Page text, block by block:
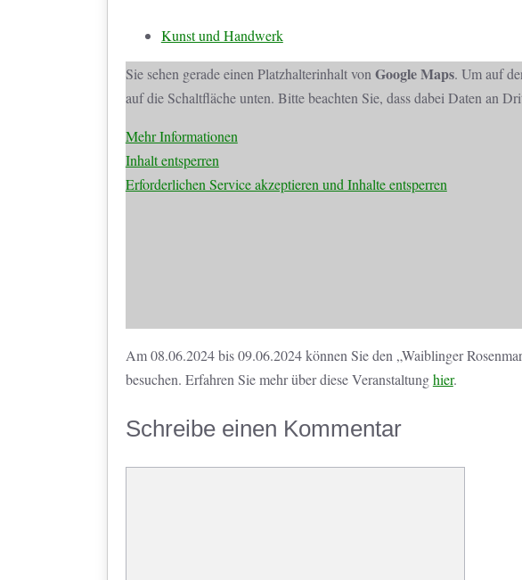
Kunst und Handwerk
Sie sehen gerade einen Platzhalterinhalt von Google Maps. Um auf
auf die Schaltfläche unten. Bitte beachten Sie, dass dabei Daten an
Mehr Informationen
Inhalt entsperren
Erforderlichen Service akzeptieren und Inhalte entsperren
Am 08.06.2024 bis 09.06.2024 können Sie den „Waiblinger
besuchen. Erfahren Sie mehr über diese Veranstaltunghier.
Schreibe einen Kommentar